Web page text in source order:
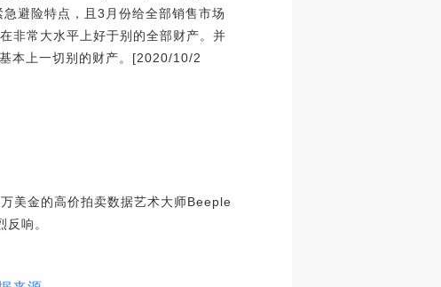
避险特点，且3月份给全部销售市场
非常大水平上好于别的全部财产。并
本上一切别的财产。[2020/10/2
美金的高价拍卖数据艺术大师Beeple
响。